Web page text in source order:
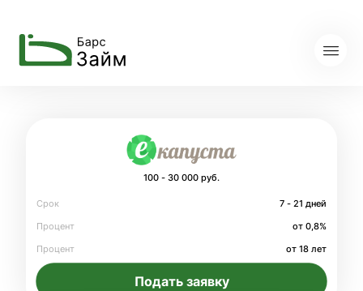
100 - 30 000 руб.
Срок
7 - 21 дней
Процент
от 0,8%
Процент
от 18 лет
Подать заявку